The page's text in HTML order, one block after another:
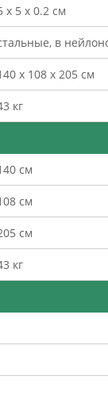
х 5 х 0.2 см
в
х 108 х 205 см
кг
см
см
см
кг